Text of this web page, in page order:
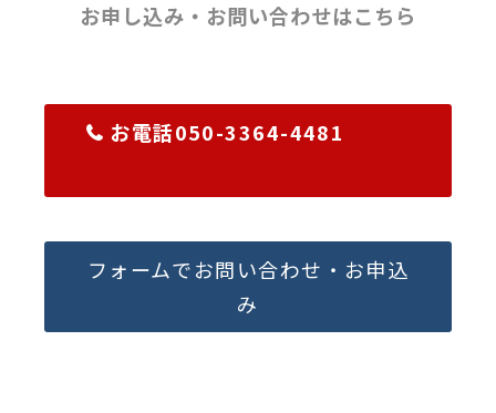
お申し込み・お問い合わせはこちら
お電話050-3364-4481
フォームでお問い合わせ・お申込
み